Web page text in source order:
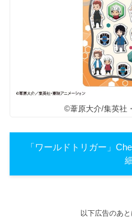
©葦原大介/集英社
「ワールドトリガー」
以下広告のあ